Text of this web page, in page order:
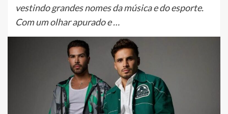
vestindo grandes nomes da música e do esporte.
Com um olhar apurado e …